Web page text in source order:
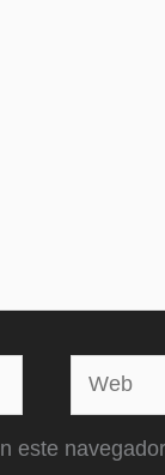
Web
este